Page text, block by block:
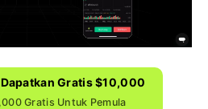
Gratis $10,000
Gratis Untuk Pemula